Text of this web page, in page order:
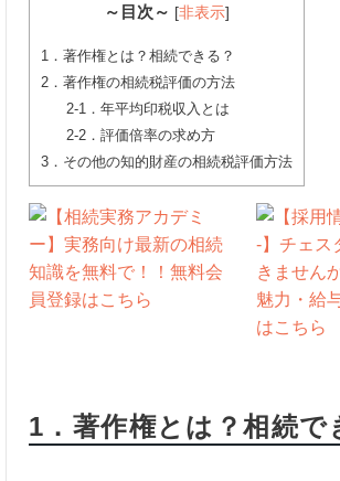
～目次～ [非表示]
1．著作権とは？相続できる？
2．著作権の相続税評価の方法
2-1．年平均印税収入とは
2-2．評価倍率の求め方
3．その他の知的財産の相続税評価方法
1．著作権とは？相続で